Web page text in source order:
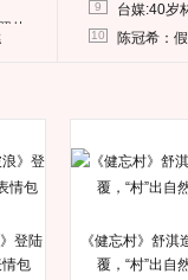
片
9 台媒:40岁
10 陈冠希：
登陆
包
《健忘村》舒淇
覆，“村”出自